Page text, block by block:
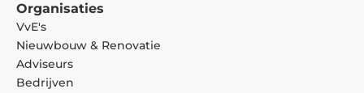
Organisaties
VvE's
Nieuwbouw & Renovatie
Adviseurs
Bedrijven